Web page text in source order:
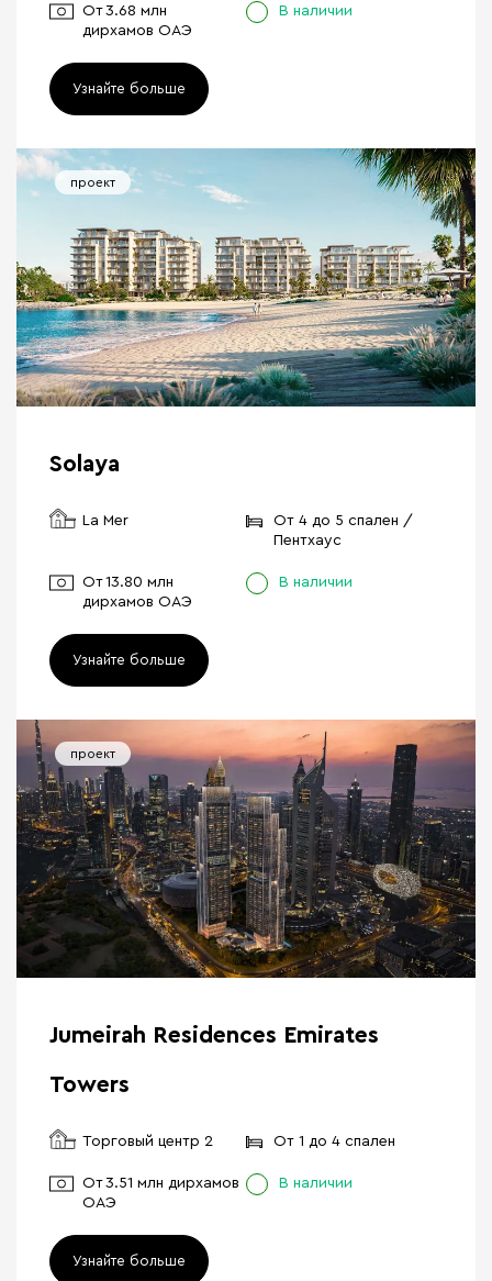
От3.68 млн
дирхамов ОАЭ
В наличии
Узнайте больше
проект
Solaya
La Mer
От 4 до 5 спален /
Пентхаус
От13.80 млн
дирхамов ОАЭ
В наличии
Узнайте больше
проект
Jumeirah Residences Emirates
Towers
Торговый центр 2 От 1 до 4 спален
От3.51 млн дирхамов
ОАЭ
В наличии
Узнайте больше